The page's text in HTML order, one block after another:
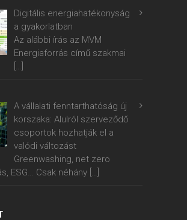
Digitális energiahatékonyság
a gyakorlatban
Az alábbi írás az MVM
Energiaforrás című szakmai
[…]
A vállalati fenntarthatóság új
korszaka: Alulról szerveződő
csoportok hozhatják el a
valódi változást
Greenwashing, net zero
ESG… Csak néhány […]